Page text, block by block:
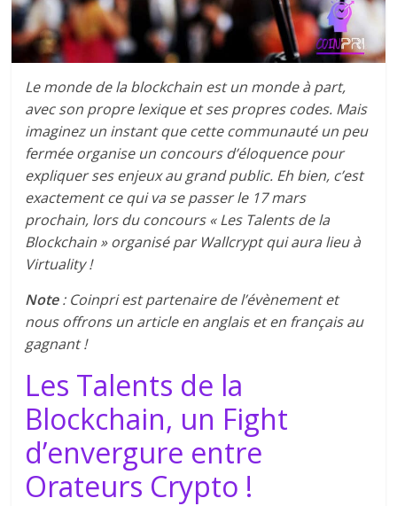
Le monde de la blockchain est un monde à part,
avec son propre lexique et ses propres codes. Mais
imaginez un instant que cette communauté un peu
fermée organise un concours d’éloquence pour
expliquer ses enjeux au grand public. Eh bien, c’est
exactement ce qui va se passer le 17 mars
prochain, lors du concours « Les Talents de la
Blockchain » organisé par Wallcrypt qui aura lieu à
Virtuality !
Note: Coinpri est partenaire de l’évènement et
nous offrons un article en anglais et en français au
gagnant !
Les Talents de la
Blockchain, un Fight
d’envergure entre
Orateurs Crypto !